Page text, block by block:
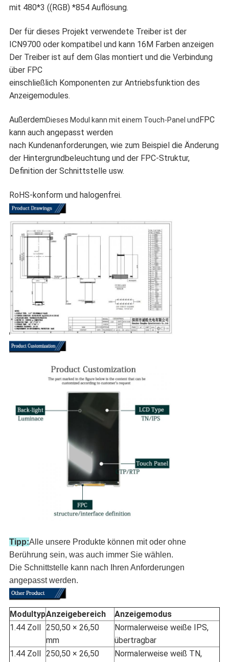
mit 480*3 ((RGB) *854 Auflösung.
Der für dieses Projekt verwendete Treiber ist der
ICN9700 oder kompatibel und kann 16M Farben anzeigen
Der Treiber ist auf dem Glas montiert und die Verbindung
über FPC
einschließlich Komponenten zur Antriebsfunktion des
Anzeigemodules.
AußerdemDieses Modul kann mit einem Touch-Panel undFPC
kann auch angepasst werden
nach Kundenanforderungen, wie zum Beispiel die Änderung
der Hintergrundbeleuchtung und der FPC-Struktur,
Definition der Schnittstelle usw.
RoHS-konform und halogenfrei.
Tipp:Alle unsere Produkte können mit oder ohne
Berührung sein, was auch immer Sie wählen.
Die Schnittstelle kann nach Ihren Anforderungen
angepasst werden.
ModultypAnzeigebereich
Anzeigemodus
1.44 Zoll 250,50 × 26,50
mm
Normalerweise weiße IPS,
übertragbar
1.44 Zoll 250,50 × 26,50
Normalerweise weiß TN,